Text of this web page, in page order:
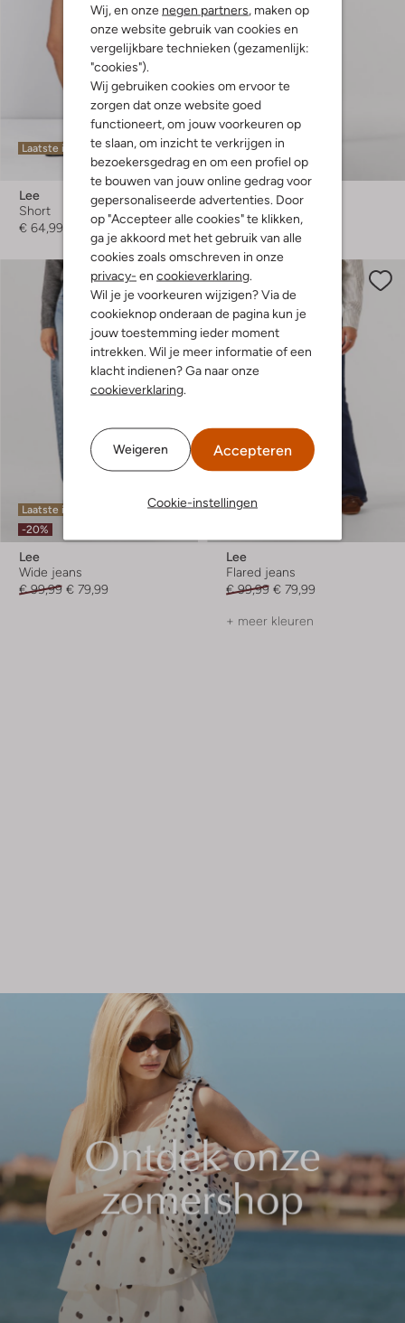
Wij, en onze negen partners , maken op
onze website gebruik van cookies en
vergelijkbare technieken (gezamenlijk:
"cookies").
Wij gebruiken cookies om ervoor te
zorgen dat onze website goed
functioneert, om jouw voorkeuren op
te slaan, om inzicht te verkrijgen in
bezoekersgedrag en om een profiel op
te bouwen van jouw online gedrag voor
gepersonaliseerde advertenties. Door
op "Accepteer alle cookies" te klikken,
ga je akkoord met het gebruik van alle
cookies zoals omschreven in onze
privacy- en cookieverklaring
Wil je je voorkeuren wijzigen? Via de
cookieknop onderaan de pagina kun je
jouw toestemming ieder moment
intrekken. Wil je meer informatie of een
klacht indienen? Ga naar onze
cookieverklaring
Weigeren Accepteren
Cookie-instellingen
Laatste items
Lee
Short
€ 64,99
Laatste maten
-60%
Lee
Short
€ 59,99 € 23,99
Laatste items
-20%
Lee
Wide jeans
€ 99,99 € 79,99
Laatste items
Lee
Flared jeans
€ 99,99 € 79,99
+ meer kleuren